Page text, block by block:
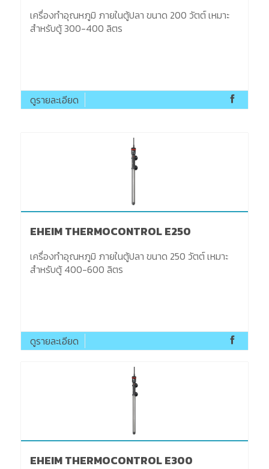
เครื่องทำอุณหภูมิ ภายในตู้ปลา ขนาด 200 วัตต์ เหมาะ
สำหรับตู้ 300-400 ลิตร
ดูรายละเอียด
EHEIM THERMOCONTROL E250
เครื่องทำอุณหภูมิ ภายในตู้ปลา ขนาด 250 วัตต์ เหมาะ
สำหรับตู้ 400-600 ลิตร
ดูรายละเอียด
EHEIM THERMOCONTROL E300